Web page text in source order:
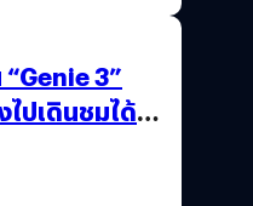
3”
ไปเดินชมได้